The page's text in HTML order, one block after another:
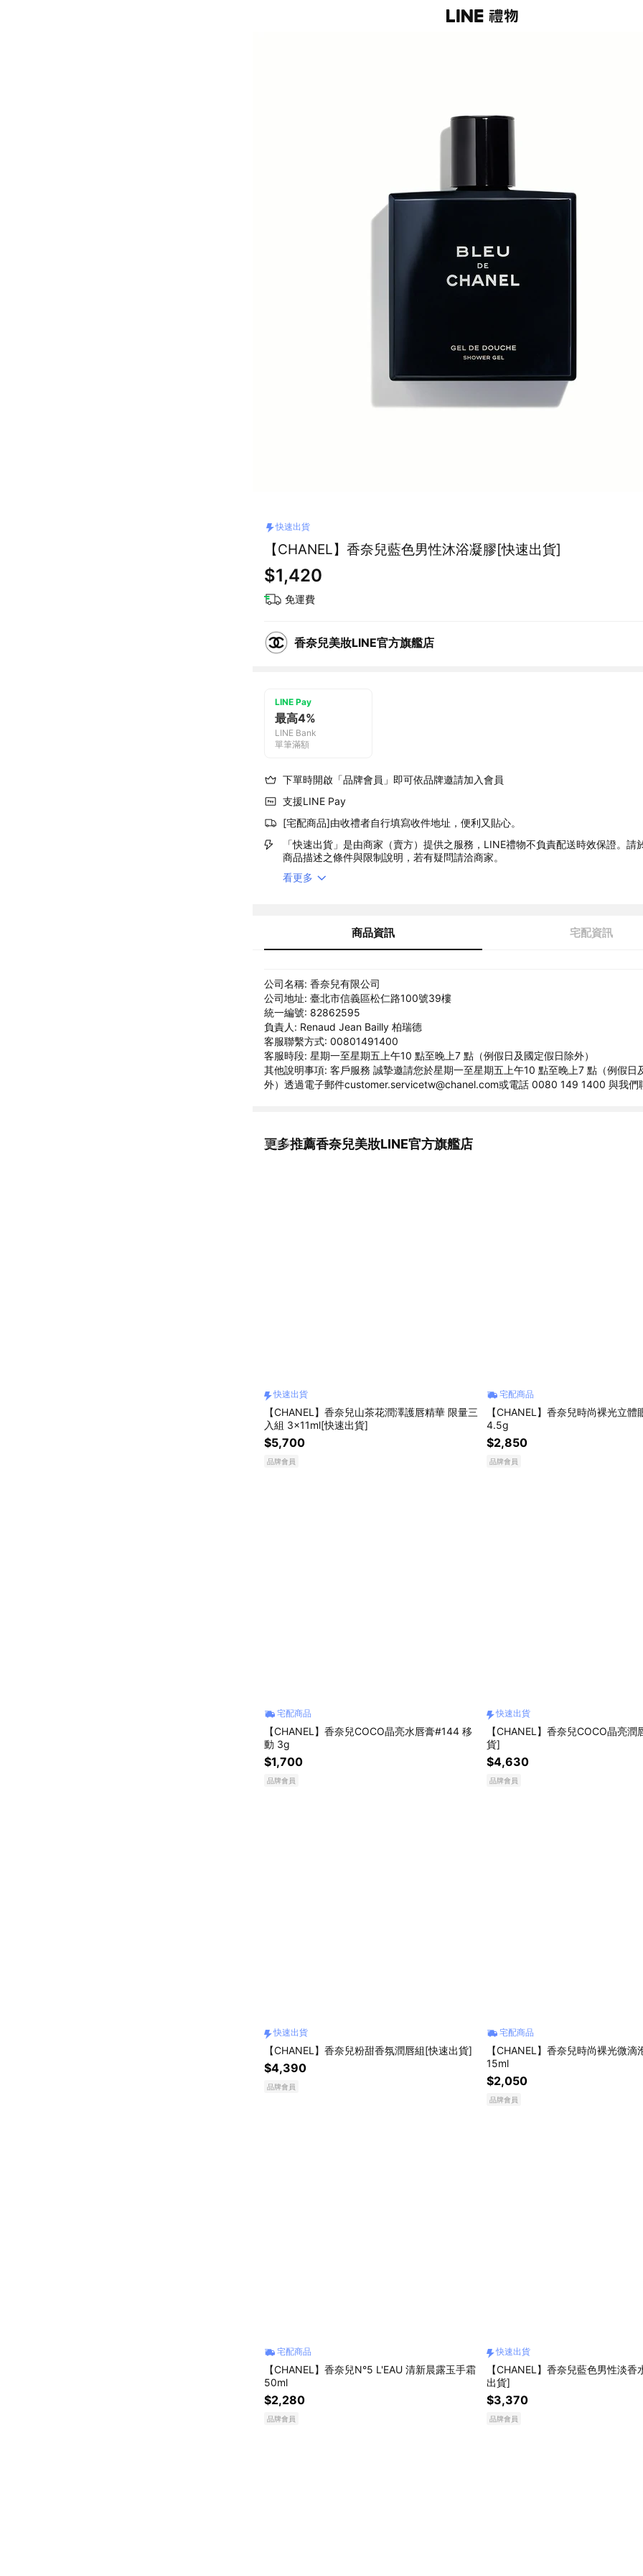
快速出貨
【CHANEL】香奈兒藍色男性沐浴凝膠[快速出貨]
$1,420
免運費
香奈兒美妝LINE官方旗艦店
LINE Pay
最高4%
LINE Bank
單筆滿額
下單時開啟「品牌會員」即可依品牌邀請加入會員
支援LINE Pay
[宅配商品]由收禮者自行填寫收件地址，便利又貼心。
「快速出貨」是由商家（賣方）提供之服務，LINE禮物不負責配送時效保證。請
商品描述之條件與限制說明，若有疑問請洽商家。
看更多
商品資訊 宅配資訊
公司名稱: 香奈兒有限公司
公司地址: 臺北市信義區松仁路100號39樓
統一編號: 82862595
負責人: Renaud Jean Bailly 柏瑞德
客服聯繫方式: 00801491400
客服時段: 星期一至星期五上午10 點至晚上7 點（例假日及國定假日除外）
其他說明事項: 客戶服務 誠摯邀請您於星期一至星期五上午10 點至晚上7 點（例假日
外）透過電子郵件customer.servicetw@chanel.com或電話 0080 149 1400 與我們
更多推薦香奈兒美妝LINE官方旗艦店
看更多
快速出貨
【CHANEL】香奈兒山茶花潤澤護唇精華 限量三
入組 3x11ml[快速出貨]
$5,700
品牌會員
宅配商品
【CHANEL】香奈兒時尚裸光立體
4.5g
$2,850
品牌會員
宅配商品
【CHANEL】香奈兒COCO晶亮水唇膏#144 移
動 3g
$1,700
品牌會員
快速出貨
【CHANEL】香奈兒COCO晶亮潤
貨]
$4,630
品牌會員
快速出貨
【CHANEL】香奈兒粉甜香氛潤唇組[快速出貨]
$4,390
品牌會員
宅配商品
【CHANEL】香奈兒時尚裸光微滴
15ml
$2,050
品牌會員
宅配商品
【CHANEL】香奈兒N°5 L'EAU 清新晨露玉手霜
50ml
$2,280
品牌會員
快速出貨
【CHANEL】香奈兒藍色男性淡
出貨]
$3,370
品牌會員